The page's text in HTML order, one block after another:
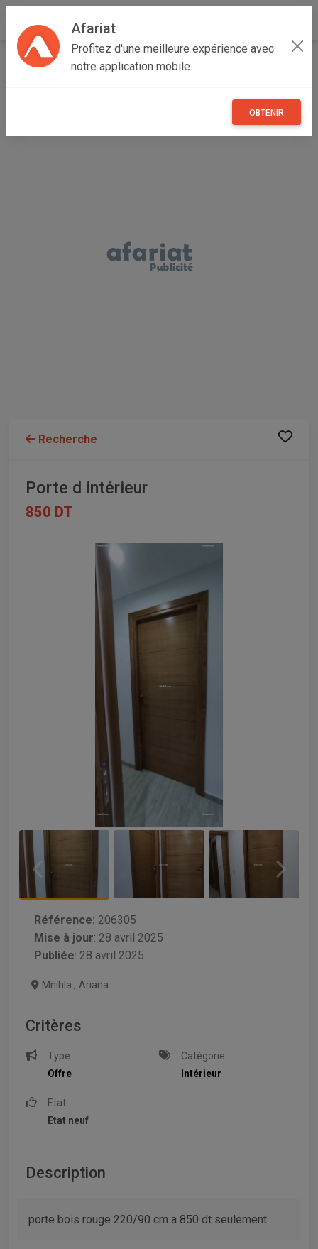
Afariat
Profitez d'une meilleure expérience avec
notre application mobile.
OBTENIR
Accueil Maisons et enfants Grand Tunis
Recherche
Porte d intérieur
850 DT
Référence: 206305
Mise à jour: 28 avril 2025
Publiée: 28 avril 2025
Mnihla , Ariana
Critères
Type
Offre
Catégorie
Intérieur
Etat
Etat neuf
Description
porte bois rouge 220/90 cm a 850 dt seulement